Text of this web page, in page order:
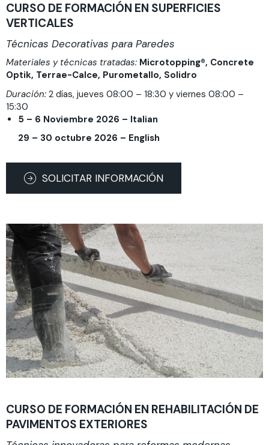
CURSO DE FORMACIÓN EN SUPERFICIES
VERTICALES
Técnicas Decorativas para Paredes
Materiales y técnicas tratadas: Microtopping®, Concrete
Optik, Terrae-Calce, Purometallo, Solidro
Duración: 2 días, jueves 08:00 – 18:30 y viernes 08:00 –
15:30
5 – 6 Noviembre 2026 – Italian
29 – 30 octubre 2026 – English
SOLICITAR INFORMACIÓN
CURSO DE FORMACIÓN EN REHABILITACIÓN DE
PAVIMENTOS EXTERIORES